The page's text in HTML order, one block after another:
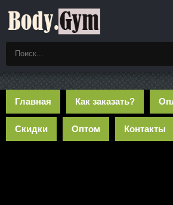
Главная Как заказать?
Скидки Оптом Контакты